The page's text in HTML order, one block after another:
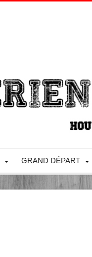
GRAND DÉPART